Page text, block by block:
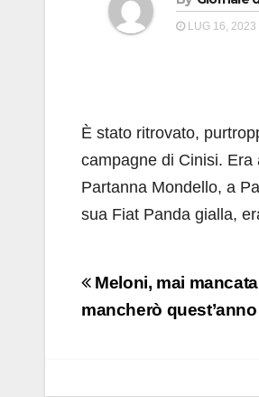
LUG 16, 2023
È stato ritrovato,
campagne di Cinisi.
Partanna Mondello, a
sua Fiat Panda gialla,
Navigazione
articoli
Meloni, mai
mancherò quest’anno